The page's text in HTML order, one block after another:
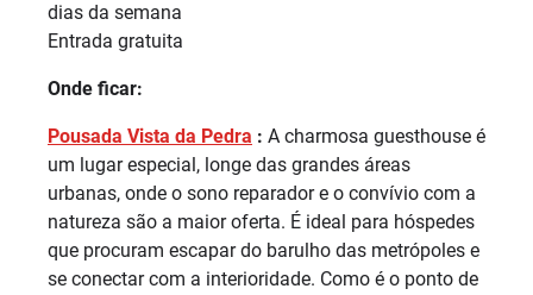
dias da semana
Entrada gratuita
Onde ficar:
Pousada Vista da Pedra : A charmosa guesthouse é
um lugar especial, longe das grandes áreas
urbanas, onde o sono reparador e o convívio com a
natureza são a maior oferta. É ideal para hóspedes
que procuram escapar do barulho das metrópoles e
se conectar com a interioridade. Como é o ponto de